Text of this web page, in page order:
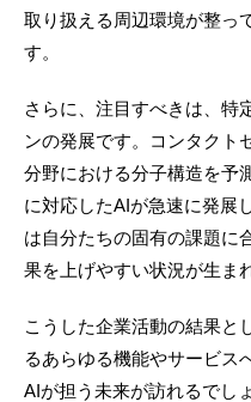
取り扱える周辺環境が整っ
す。
さらに、注目すべきは、特
ンの発展です。コンタクト
分野における分子構造を予
に対応したAIが急速に発展
は自分たちの固有の課題に
果を上げやすい状況が生ま
こうした企業活動の結果と
るあらゆる機能やサービス
AIが担う未来が訪れるでし